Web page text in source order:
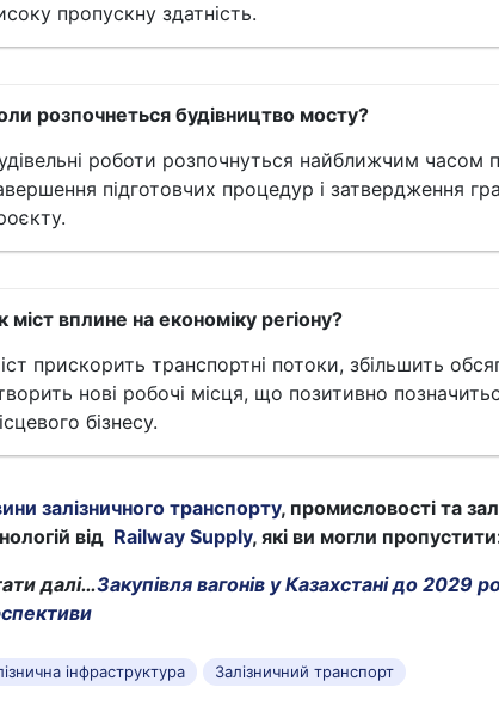
пропускну здатність.
розпочнеться будівництво мосту?
роботи розпочнуться найближчим часом
підготовчих процедур і затвердження
міст вплине на економіку регіону?
прискорить транспортні потоки, збільшить
нові робочі місця, що позитивно
бізнесу.
залізничного транспорту, промисловості та
від Railway Supply, які ви могли
далі…Закупівля вагонів у Казахстані до 2029
інфраструктура Залізничний транспорт